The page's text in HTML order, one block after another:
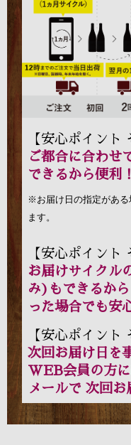
【安心ポイント
ご都合に合わせ
できるから便利！
※お届け日の指定がある
ます。
【安心ポイント
お届けサイクル
み)もできるか
った場合でも安
【安心ポイント
次回お届け日を
WEB会員の方
メールで 次回お